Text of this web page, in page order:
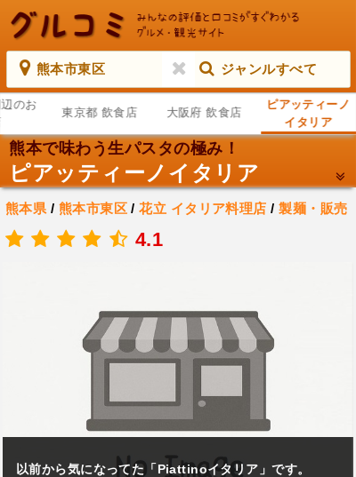
熊本市東区 ジャンルすべて
のお
東京都 飲食店 大阪府 飲食店
ピアッティーノ
イタリア
熊本で味わう生パスタの極み！
ピアッティーノイタリア
熊本県 / 熊本市東区/花立 イタリア料理店 /製麺・販売
.
4.1
以前から気になってた「Piattinoイタリア」です。